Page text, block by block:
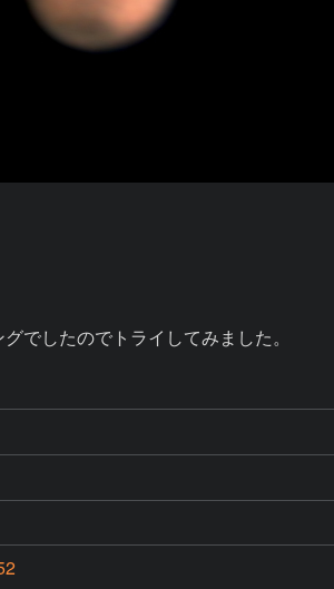
でしたのでトライしてみました。